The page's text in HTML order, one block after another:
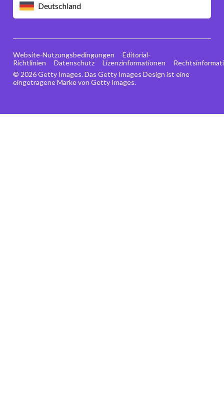
Deutschland
© 2026 Getty Images. Das Getty Images Design ist eine
eingetragene Marke von Getty Images.
Website-Nutzungsbedingungen
Editorial-
Richtlinien
Datenschutz Lizenzinformationen